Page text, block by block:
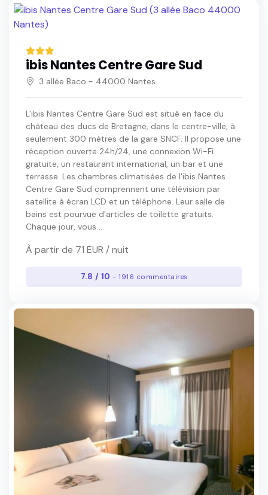
ibis Nantes Centre Gare Sud
3 allée Baco - 44000 Nantes
L'ibis Nantes Centre Gare Sud est situé en face du
château des ducs de Bretagne, dans le centre-ville, à
seulement 300 mètres de la gare SNCF. Il propose une
réception ouverte 24h/24, une connexion Wi-Fi
gratuite, un restaurant international, un bar et une
terrasse. Les chambres climatisées de l'ibis Nantes
Centre Gare Sud comprennent une télévision par
satellite à écran LCD et un téléphone. Leur salle de
bains est pourvue d'articles de toilette gratuits.
Chaque jour, vous ...
À partir de 71 EUR / nuit
7.8 / 10 - 1916 commentaires